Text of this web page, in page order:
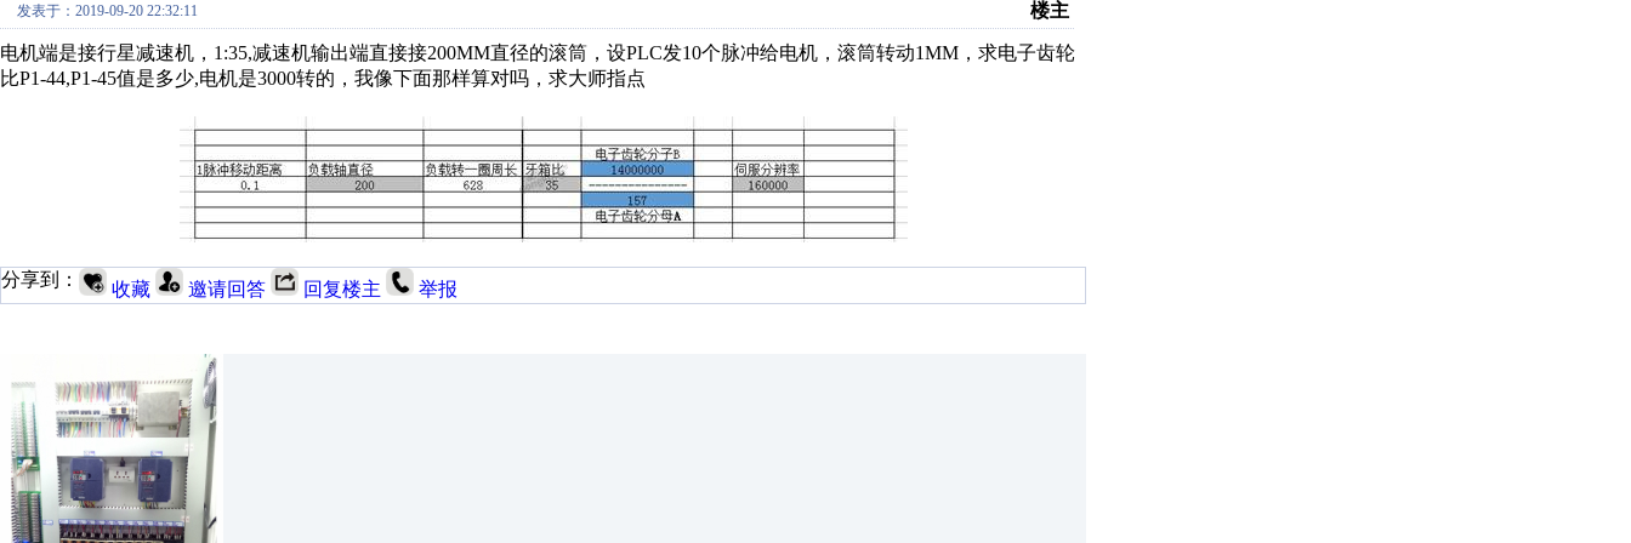
发表于：2019-09-20 22:32:11 楼主
电机端是接行星减速机，1:35,减速机输出端直接接200MM直径的滚筒，设PLC发10个脉冲给电机，滚筒转动1MM，求电子齿轮
比P1-44,P1-45值是多少,电机是3000转的，我像下面那样算对吗，求大师指点
分享到： 收藏 邀请回答 回复楼主 举报